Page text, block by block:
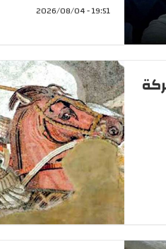
19:51 - 2026/08/04